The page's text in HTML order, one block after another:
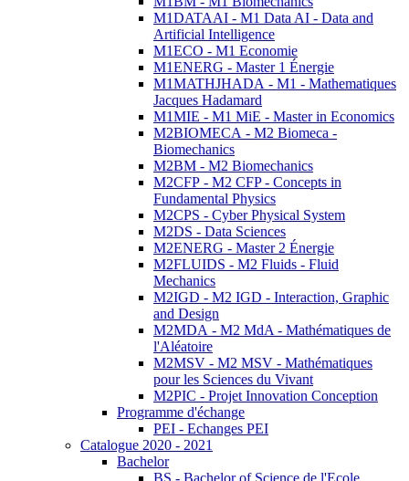
M1DATAAI - M1 Data AI - Data and
Artificial Intelligence
M1ECO - M1 Economie
M1ENERG - Master 1 Énergie
M1MATHJHADA - M1 - Mathematiques
Jacques Hadamard
M1MIE - M1 MiE - Master in Economics
M2BIOMECA - M2 Biomeca -
Biomechanics
M2BM - M2 Biomechanics
M2CFP - M2 CFP - Concepts in
Fundamental Physics
M2CPS - Cyber Physical System
M2DS - Data Sciences
M2ENERG - Master 2 Énergie
M2FLUIDS - M2 Fluids - Fluid
Mechanics
M2IGD - M2 IGD - Interaction, Graphic
and Design
M2MDA - M2 MdA - Mathématiques de
l'Aléatoire
M2MSV - M2 MSV - Mathématiques
pour les Sciences du Vivant
M2PIC - Projet Innovation Conception
Programme d'échange
PEI - Echanges PEI
Catalogue 2020 - 2021
Bachelor
BS - Bachelor of Science de l'Ecole